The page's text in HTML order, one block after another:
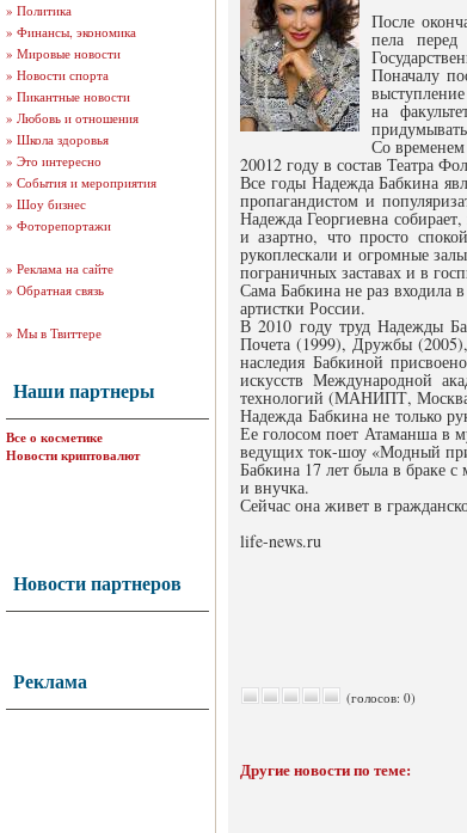
» Политика
» Финансы, экономика
» Мировые новости
» Новости спорта
» Пикантные новости
» Любовь и отношения
» Школа здоровья
» Это интересно
» События и мероприятия
» Шоу бизнес
» Фоторепортажи
» Реклама на сайте
» Обратная связь
» Мы в Твиттере
Наши партнеры
Все о косметике
Новости криптовалют
Новости партнеров
Реклама
После
пела
Поначалу
на
Со временем
20012 году в состав Театра
Все годы Надежда Бабкина
пропагандистом и
Надежда Георгиевна
и азартно, что просто
рукоплескали и огромные
пограничных заставах и в
Сама Бабкина не раз входила
артистки России.
В 2010 году труд Надежды
Почета (1999), Дружбы (2005),
наследия Бабкиной
искусств Международной
технологий (МАНИПТ,
Надежда Бабкина не только
Ее голосом поет Атаманша в
ведущих ток-шоу «Модный
Бабкина 17 лет была в браке
и внучка.
Сейчас она живет в
life-news.ru
(голосов: 0)
Другие новости по теме: